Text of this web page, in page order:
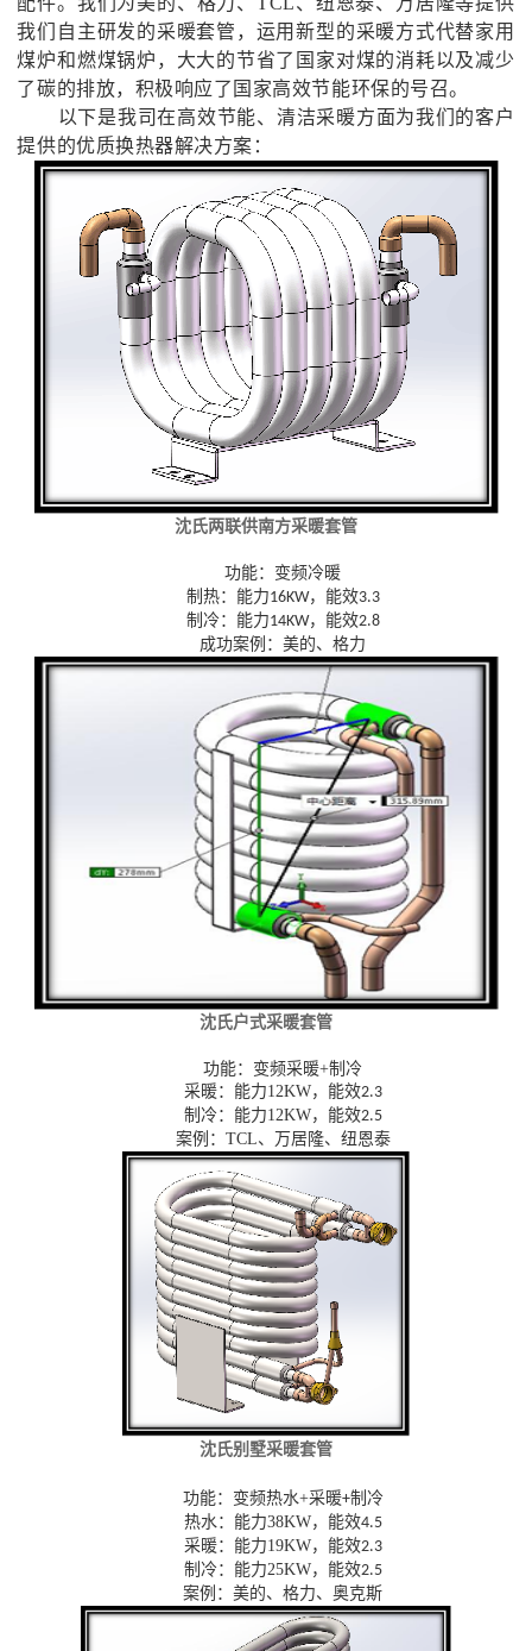
我们自主研发的采暖套管，运用新型的采暖方式代替家用
煤炉和燃煤锅炉，大大的节省了国家对煤的消耗以及减少
了碳的排放，积极响应了国家高效节能环保的号召。
以下是我司在高效节能、清洁采暖方面为我们的客户
提供的优质换热器解决方案：
沈氏两联供南方采暖套管
功能：变频冷暖
制热：能力16KW，能效3.3
制冷：能力14KW，能效2.8
成功案例：美的、格力
沈氏户式采暖套管
功能：变频采暖+制冷
采暖：能力12KW，能效2.3
制冷：能力12KW，能效2.5
案例： TCL、万居隆、纽恩泰
沈氏别墅采暖套管
功能：变频热水+采暖+制冷
热水：能力38KW，能效4.5
采暖：能力19KW，能效2.3
制冷：能力25KW，能效2.5
案例：美的、格力、奥克斯